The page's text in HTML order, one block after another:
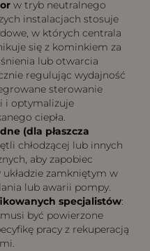
w tryb neutralnego
instalacjach stosuje
w których centrala
się z kominkiem za
lub otwarcia
regulując wydajność
sterowanie
i optymalizuje
ciepła.
(dla płaszcza
chłodzącej lub innych
aby zapobiec
zamkniętym w
lub awarii pompy.
specjalistów:
być powierzone
pracy z rekuperacją